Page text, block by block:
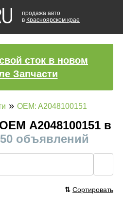
продажа авто
в Красноярском крае
сток в новом
Запчасти
» OEM: A2048100151
A2048100151 в
50 объявлений
⇅ Сортировать